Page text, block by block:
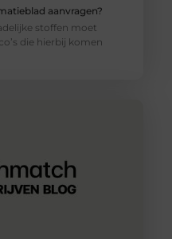
aanvragen?
stoffen moet
die hierbij komen